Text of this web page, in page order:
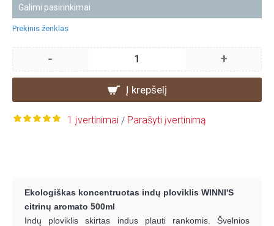
Galimi pasirinkimai
Prekinis ženklas
- +
Į krepšelį
1 įvertinimai / Parašyti įvertinimą
Ekologiškas koncentruotas indų ploviklis WINNI'S
citrinų aromato 500ml
Indų ploviklis skirtas indus plauti rankomis. Švelnios